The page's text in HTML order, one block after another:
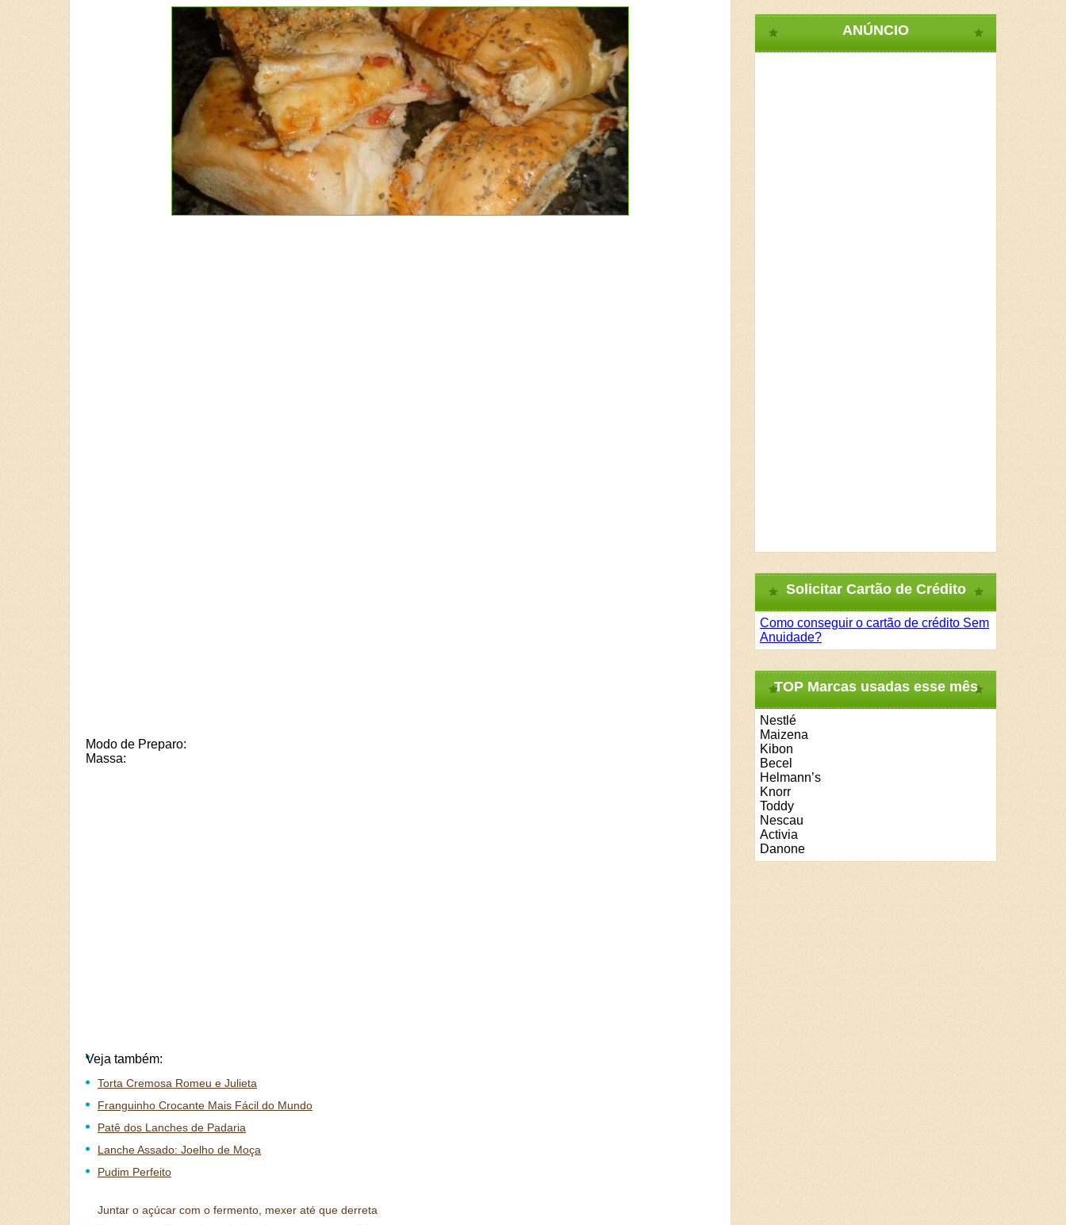
Modo de Preparo:
Massa:
Veja também:
Torta Cremosa Romeu e Julieta
Franguinho Crocante Mais Fácil do Mundo
Patê dos Lanches de Padaria
Lanche Assado: Joelho de Moça
Pudim Perfeito
Juntar o açúcar com o fermento, mexer até que derreta
ANÚNCIO
Solicitar Cartão de Crédito
Como conseguir o cartão de crédito Sem
Anuidade?
TOP Marcas usadas esse mês
Nestlé
Maizena
Kibon
Becel
Helmann’s
Knorr
Toddy
Nescau
Activia
Danone